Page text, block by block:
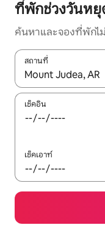
ที่พักช่วงวันหยุ
ค้นหาและจองที่พักไ
สถานที่
ใช้ลูกศรขึ้นลง หรือใ
เช็คอิน
เช็คเอาท์